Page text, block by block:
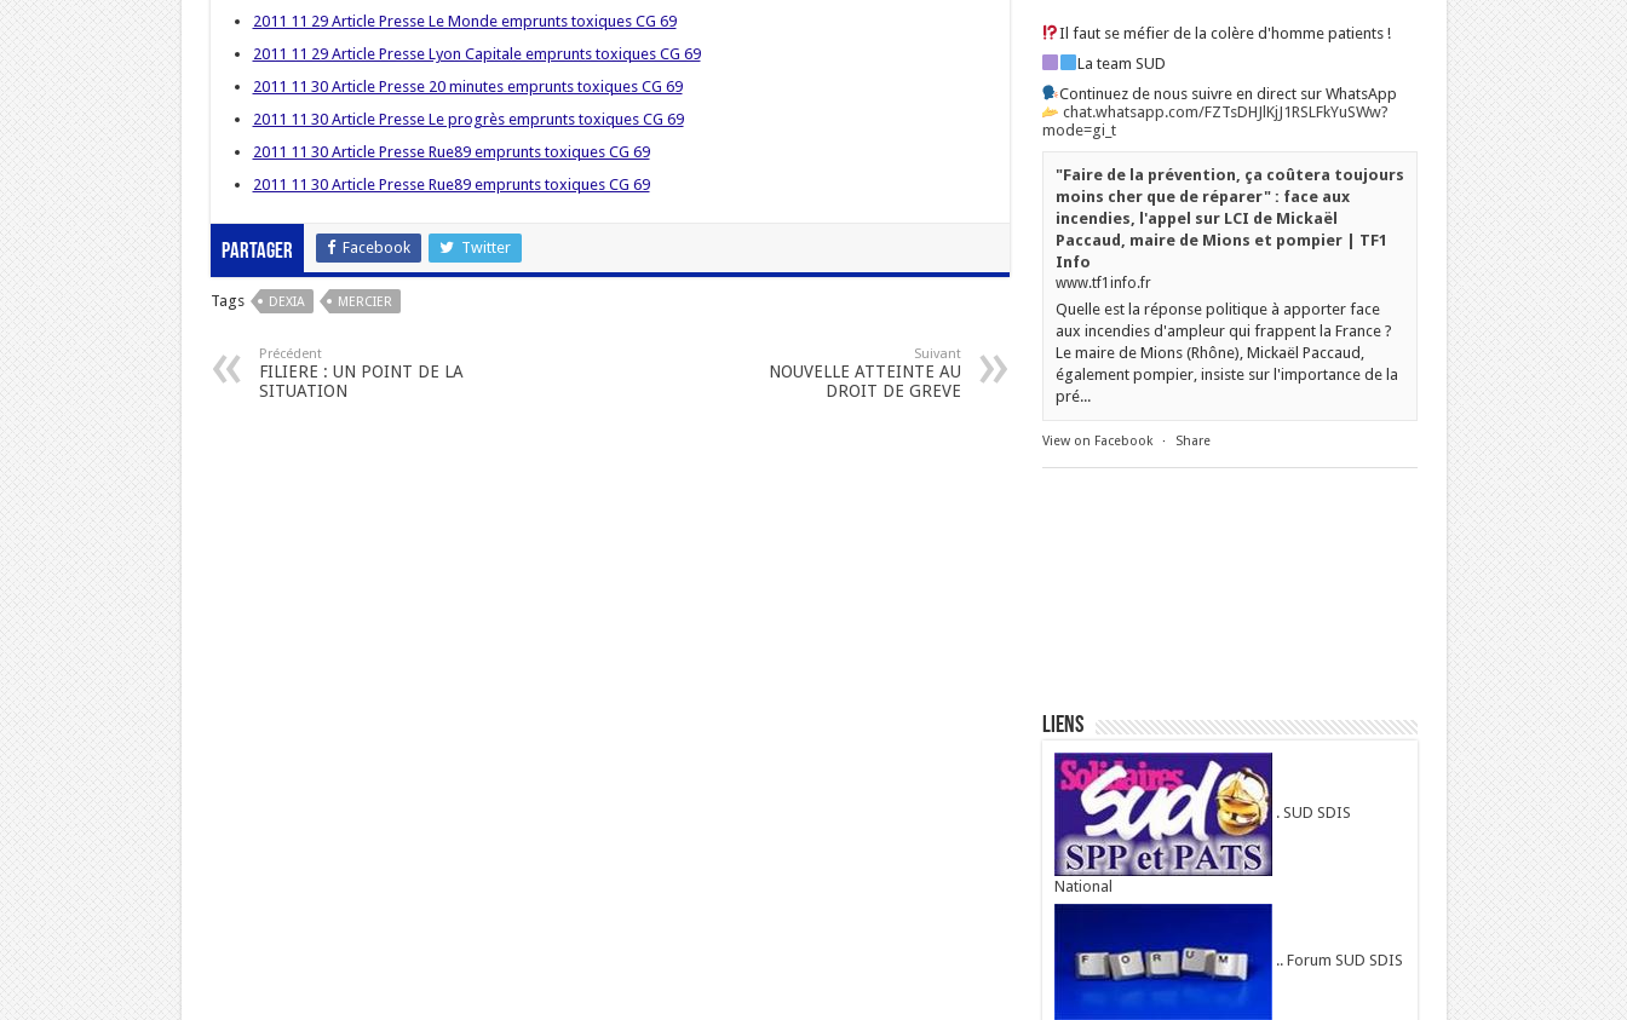
2011 11 29 Article Presse Le Monde emprunts toxiques CG 69
2011 11 29 Article Presse Lyon Capitale emprunts toxiques CG 69
2011 11 30 Article Presse 20 minutes emprunts toxiques CG 69
2011 11 30 Article Presse Le progrès emprunts toxiques CG 69
2011 11 30 Article Presse Rue89 emprunts toxiques CG 69
2011 11 30 Article Presse Rue89 emprunts toxiques CG 69
Partager Facebook Twitter
Tags DEXIA MERCIER
Précédent
FILIERE : UN POINT DE LA
SITUATION
Suivant
NOUVELLE ATTEINTE AU
DROIT DE GREVE
Il faut se méfier de la colère d'homme patients !
La team SUD
Continuez de nous suivre en direct sur WhatsApp
chat.whatsapp.com/FZTsDHJlKjJ1RSLFkYuSWw?
mode=gi_t
"Faire de la prévention, ça coûtera toujours
moins cher que de réparer" : face aux
incendies, l'appel sur LCI de Mickaël
Paccaud, maire de Mions et pompier | TF1
Info
www.tf1info.fr
Quelle est la réponse politique à apporter face
aux incendies d'ampleur qui frappent la France ?
Le maire de Mions (Rhône), Mickaël Paccaud,
également pompier, insiste sur l'importance de la
pré...
View on Facebook · Share
Liens
. SUD SDIS
National
.. Forum SUD SDIS